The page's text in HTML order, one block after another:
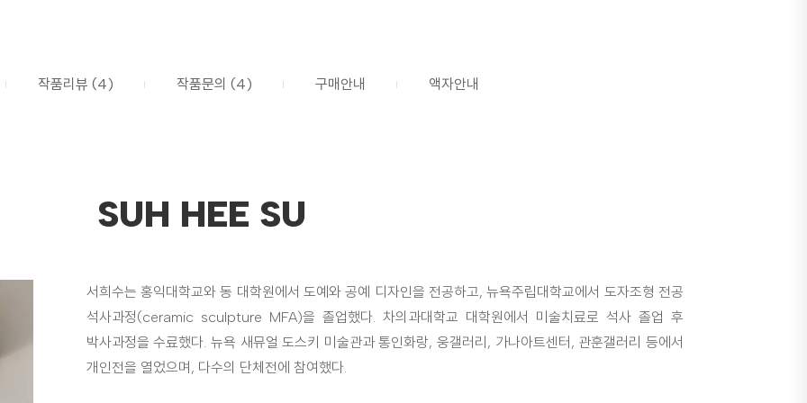
작품리뷰 (4) 작품문의 (4) 구매안내 액자안내
SUH HEE SU
서희수는 홍익대학교와 동 대학원에서 도예와 공예 디자인을 전공하고, 뉴욕주립대학교에서 도자조형 전공
석사과정(ceramic sculpture MFA)을 졸업했다. 차의과대학교 대학원에서 미술치료로 석사 졸업 후
박사과정을 수료했다. 뉴욕 새뮤얼 도스키 미술관과 통인화랑, 웅갤러리, 가나아트센터, 관훈갤러리 등에서
개인전을 열었으며, 다수의 단체전에 참여했다.